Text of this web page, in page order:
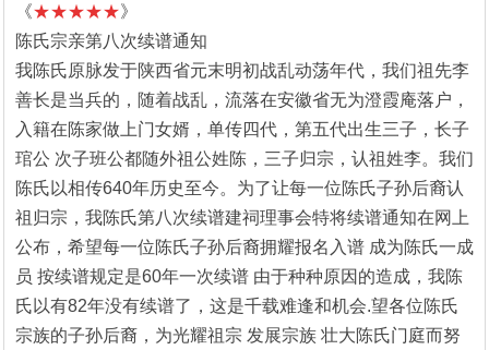
《★★★★★》
陈氏宗亲第八次续谱通知
我陈氏原脉发于陕西省元末明初战乱动荡年代，我们祖先李
善长是当兵的，随着战乱，流落在安徽省无为澄霞庵落户，
入籍在陈家做上门女婿，单传四代，第五代出生三子，长子
琯公 次子班公都随外祖公姓陈，三子归宗，认祖姓李。我们
陈氏以相传640年历史至今。为了让每一位陈氏子孙后裔认
祖归宗，我陈氏第八次续谱建祠理事会特将续谱通知在网上
公布，希望每一位陈氏子孙后裔拥耀报名入谱 成为陈氏一成
员 按续谱规定是60年一次续谱 由于种种原因的造成，我陈
氏以有82年没有续谱了，这是千载难逢和机会.望各位陈氏
宗族的子孙后裔，为光耀祖宗 发展宗族 壮大陈氏门庭而努